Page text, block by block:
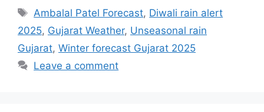
Tags
Ambalal Patel Forecast, Diwali rain alert
2025, Gujarat Weather, Unseasonal rain
Gujarat, Winter forecast Gujarat 2025
Leave a comment